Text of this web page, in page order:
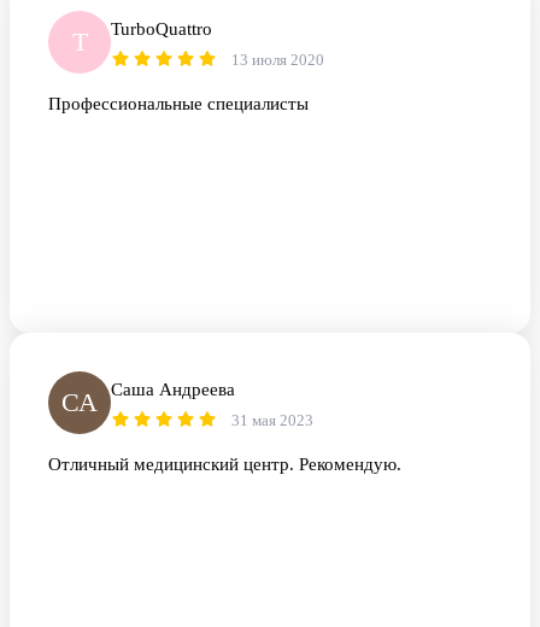
T TurboQuattro
13 июля 2020
Профессиональные специалисты
СА Саша Андреева
31 мая 2023
Отличный медицинский центр. Рекомендую.